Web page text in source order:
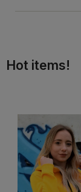
Hot items!